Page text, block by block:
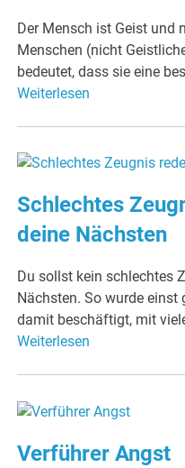
Der Mensch ist Geist und
Menschen (nicht
bedeutet, dass sie eine
Weiterlesen
Schlechtes
deine Nächsten
Du sollst kein schlechtes
Nächsten. So wurde einst
damit beschäftigt, mit
Weiterlesen
Verführer Angst